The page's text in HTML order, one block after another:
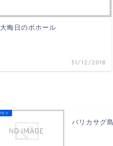
大晦日のボホール
31/12/2018
バリカサグ